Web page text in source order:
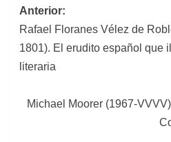
Navegación
de
entradas
Anterior:
Rafael Floranes Vélez de
1801). El erudito español que
literaria
Michael Moorer (1967-